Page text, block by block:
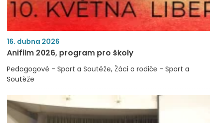
16. dubna 2026
Anifilm 2026, program pro školy
Pedagogové - Sport a Soutěže Žáci a rodiče - Sport a
Soutěže